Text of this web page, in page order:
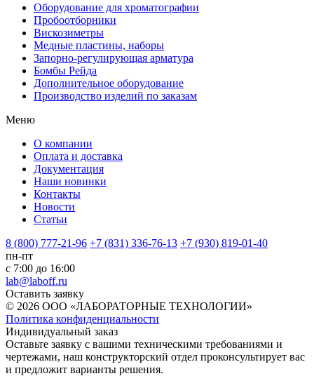
Оборудование для хроматографии
Пробоотборники
Вискозиметры
Медные пластины, наборы
Запорно-регулирующая арматура
Бомбы Рейда
Дополнительное оборудование
Производство изделий по заказам
Меню
О компании
Оплата и доставка
Документация
Наши новинки
Контакты
Новости
Статьи
8 (800) 777-21-96 +7 (831) 336-76-13 +7 (930) 819-01-40
пн-пт
с 7:00 до 16:00
lab@laboff.ru
Оставить заявку
© 2026 ООО «ЛАБОРАТОРНЫЕ ТЕХНОЛОГИИ»
Политика конфиденциальности
Индивидуальный заказ
Оставьте заявку с вашими техническими требованиями и
чертежами, наш конструкторский отдел проконсультирует вас
и предложит варианты решения.